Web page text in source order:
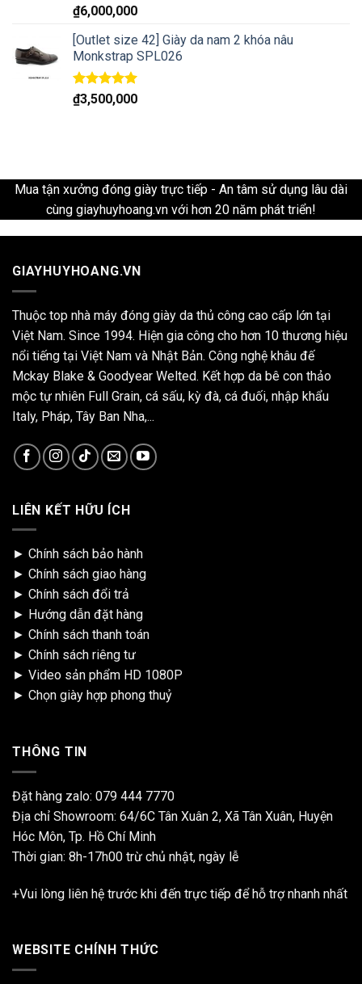
Rated5.00
out of 5
₫6,000,000
[Outlet size 42] Giày da nam 2 khóa nâu
Monkstrap SPL026
Rated5.00
out of 5
₫3,500,000
Mua tận xưởng đóng giày trực tiếp - An tâm sử dụng lâu dài
cùng giayhuyhoang.vn với hơn 20 năm phát triển!
GIAYHUYHOANG.VN
Thuộc top nhà máy đóng giày da thủ công cao cấp lớn tại
Việt Nam. Since 1994. Hiện gia công cho hơn 10 thương hiệu
nổi tiếng tại Việt Nam và Nhật Bản. Công nghệ khâu đế
Mckay Blake & Goodyear Welted. Kết hợp da bê con thảo
mộc tự nhiên Full Grain, cá sấu, kỳ đà, cá đuối, nhập khẩu
Italy, Pháp, Tây Ban Nha,...
LIÊN KẾT HỮU ÍCH
► Chính sách bảo hành
► Chính sách giao hàng
► Chính sách đổi trả
► Hướng dẫn đặt hàng
► Chính sách thanh toán
► Chính sách riêng tư
► Video sản phẩm HD 1080P
► Chọn giày hợp phong thuỷ
THÔNG TIN
Đặt hàng zalo: 079 444 7770
Địa chỉ Showroom: 64/6C Tân Xuân 2, Xã Tân Xuân, Huyện
Hóc Môn, Tp. Hồ Chí Minh
Thời gian: 8h-17h00 trừ chủ nhật, ngày lễ
+Vui lòng liên hệ trước khi đến trực tiếp để hỗ trợ nhanh nhất
WEBSITE CHÍNH THỨC